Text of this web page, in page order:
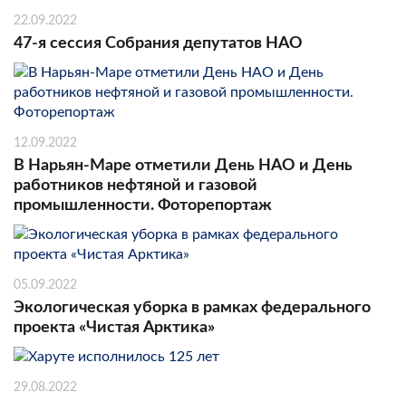
22.09.2022
47-я сессия Собрания депутатов НАО
12.09.2022
В Нарьян-Маре отметили День НАО и День
работников нефтяной и газовой
промышленности. Фоторепортаж
05.09.2022
Экологическая уборка в рамках федерального
проекта «Чистая Арктика»
29.08.2022